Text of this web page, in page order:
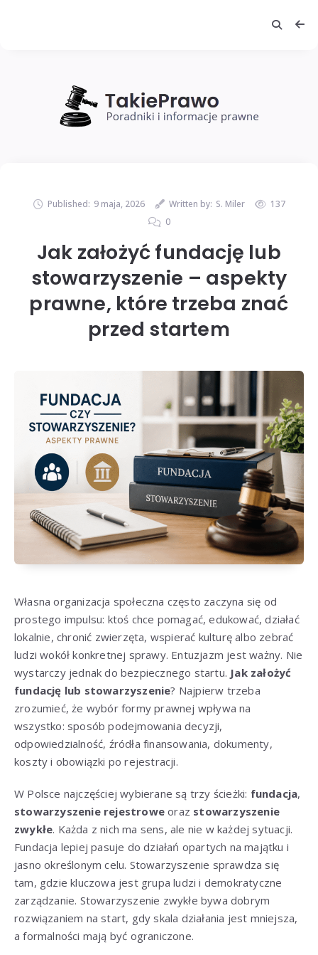
Published: 9 maja, 2026 Written by: S. Miler
137
0
Jak założyć fundację lub
stowarzyszenie – aspekty
prawne, które trzeba znać
przed startem
Własna organizacja społeczna często zaczyna się od
prostego impulsu: ktoś chce pomagać, edukować, działać
lokalnie, chronić zwierzęta, wspierać kulturę albo zebrać
ludzi wokół konkretnej sprawy. Entuzjazm jest ważny. Nie
wystarczy jednak do bezpiecznego startu. Jak założyć
fundację lub stowarzyszenie? Najpierw trzeba
zrozumieć, że wybór formy prawnej wpływa na
wszystko: sposób podejmowania decyzji,
odpowiedzialność, źródła finansowania, dokumenty,
koszty i obowiązki po rejestracji.
W Polsce najczęściej wybierane są trzy ścieżki: fundacja,
stowarzyszenie rejestrowe oraz stowarzyszenie
zwykłe. Każda z nich ma sens, ale nie w każdej sytuacji.
Fundacja lepiej pasuje do działań opartych na majątku i
jasno określonym celu. Stowarzyszenie sprawdza się
tam, gdzie kluczowa jest grupa ludzi i demokratyczne
zarządzanie. Stowarzyszenie zwykłe bywa dobrym
rozwiązaniem na start, gdy skala działania jest mniejsza,
a formalności mają być ograniczone.